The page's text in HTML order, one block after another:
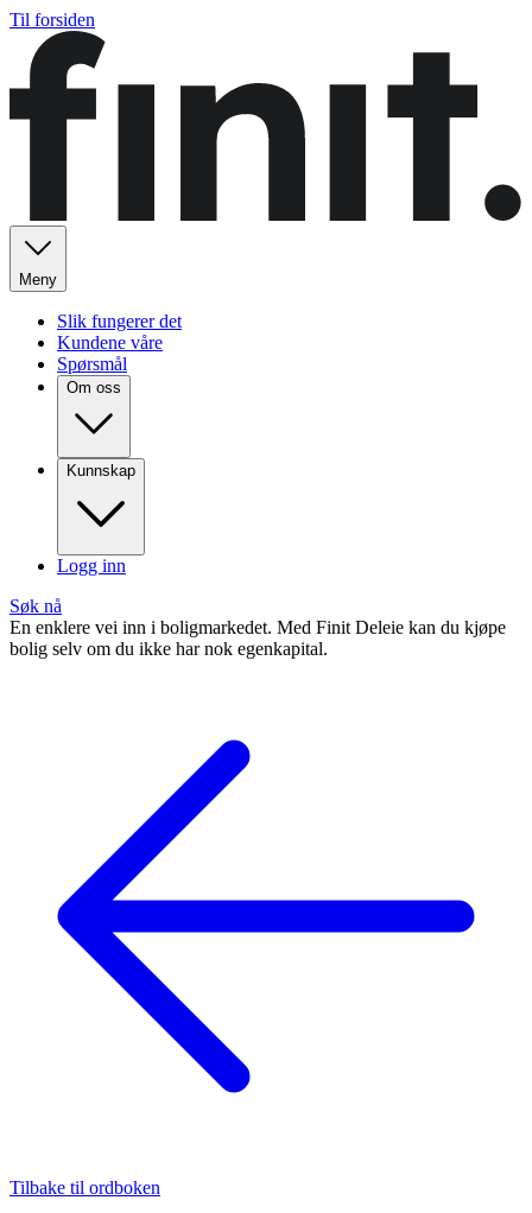
Til forsiden
Meny
Slik fungerer det
Kundene våre
Spørsmål
Om oss
Kunnskap
Logg inn
Søk nå
En enklere vei inn i boligmarkedet. Med Finit Deleie kan du kjøpe
bolig selv om du ikke har nok egenkapital.
Tilbake til ordboken